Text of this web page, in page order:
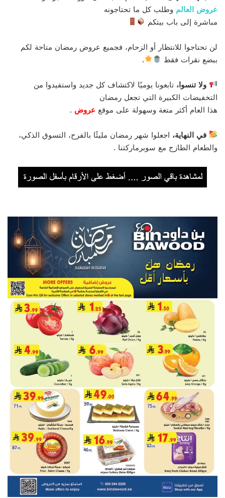
عروض العالم وطلب كل ما تحتاجونه
مباشرة إلى باب بيتكم
لن تحتاجوا للانتظار أو الزحام، فجميع عروض رمضان متاحة لكم
ببضع نقرات فقط
.
ولا تنسوا، تابعونا يوميًا لاكتشاف كل جديد واستفيدوا من
التخفيضات الكبيرة التي تجعل رمضان
هذا العام أكثر متعة وسهولة على موقع عروض .
في النهاية، اجعلوا شهر رمضان مليئًا بالفرح، التسوق الذكي،
والطعام الطازج مع سوبرماركتنا .